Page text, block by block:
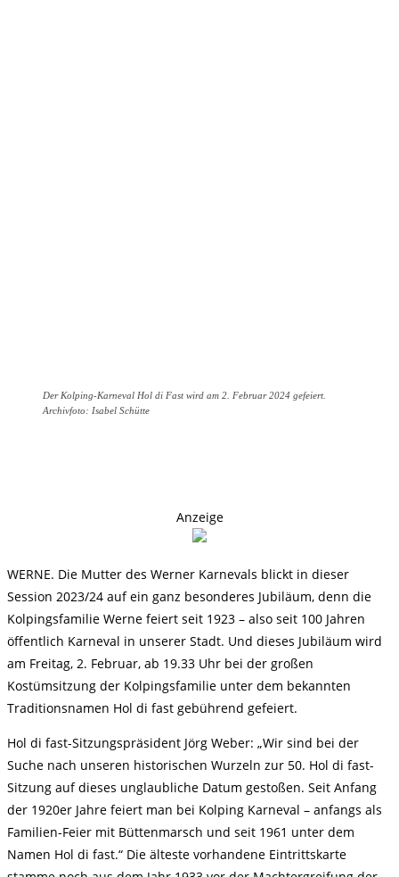
Der Kolping-Karneval Hol di Fast wird am 2. Februar 2024 gefeiert.
Archivfoto: Isabel Schütte
Anzeige
WERNE. Die Mutter des Werner Karnevals blickt in dieser
Session 2023/24 auf ein ganz besonderes Jubiläum, denn die
Kolpingsfamilie Werne feiert seit 1923 – also seit 100 Jahren
öffentlich Karneval in unserer Stadt. Und dieses Jubiläum wird
am Freitag, 2. Februar, ab 19.33 Uhr bei der großen
Kostümsitzung der Kolpingsfamilie unter dem bekannten
Traditionsnamen Hol di fast gebührend gefeiert.
Hol di fast-Sitzungspräsident Jörg Weber: „Wir sind bei der
Suche nach unseren historischen Wurzeln zur 50. Hol di fast-
Sitzung auf dieses unglaubliche Datum gestoßen. Seit Anfang
der 1920er Jahre feiert man bei Kolping Karneval – anfangs als
Familien-Feier mit Büttenmarsch und seit 1961 unter dem
Namen Hol di fast.“ Die älteste vorhandene Eintrittskarte